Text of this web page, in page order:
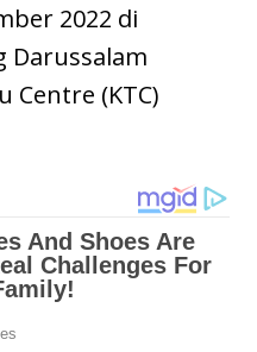
2022 di
Darussalam
Centre (KTC)